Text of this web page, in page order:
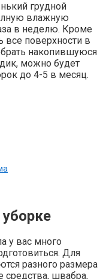
грудной
влажную
в неделю. Кроме
все поверхности в
накопившуюся
можно будет
до 4-5 в месяц.
у вас много
Для
разного размера
средства, швабра,